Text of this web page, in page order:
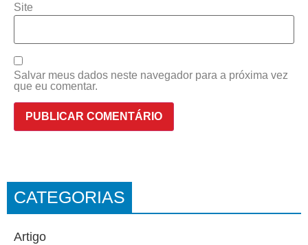
Site
Salvar meus dados neste navegador para a próxima vez
que eu comentar.
CATEGORIAS
Artigo